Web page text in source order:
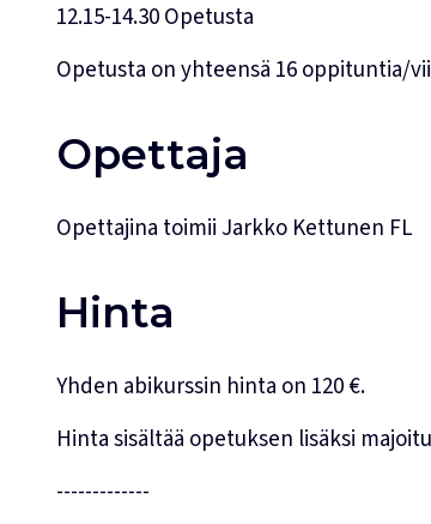
12.15-14.30 Opetusta
Opetusta on yhteensä 16 oppituntia/
Opettaja
Opettajina toimii Jarkko Kettunen FL
Hinta
Yhden abikurssin hinta on 120 €.
Hinta sisältää opetuksen lisäksi
-------------